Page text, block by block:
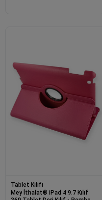
Tablet Kılıfı
Mey İthalat® iPad 4 9.7 Kılıf